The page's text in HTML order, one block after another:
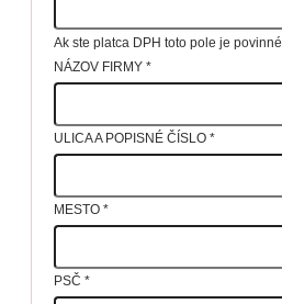
Ak ste platca DPH toto pole je povinné.
NÁZOV FIRMY *
ULICA A POPISNÉ ČÍSLO *
MESTO *
PSČ *